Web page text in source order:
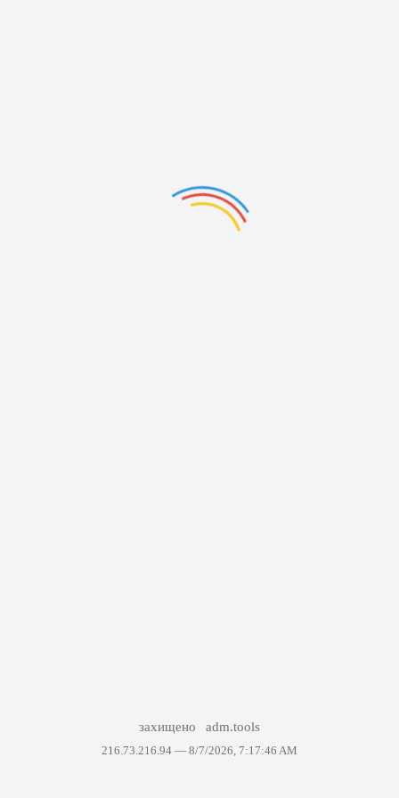
захищено adm.tools
216.73.216.94 — 8/7/2026, 7:17:46 AM